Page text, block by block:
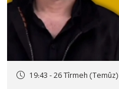
19:43 - 26 Tîrmeh